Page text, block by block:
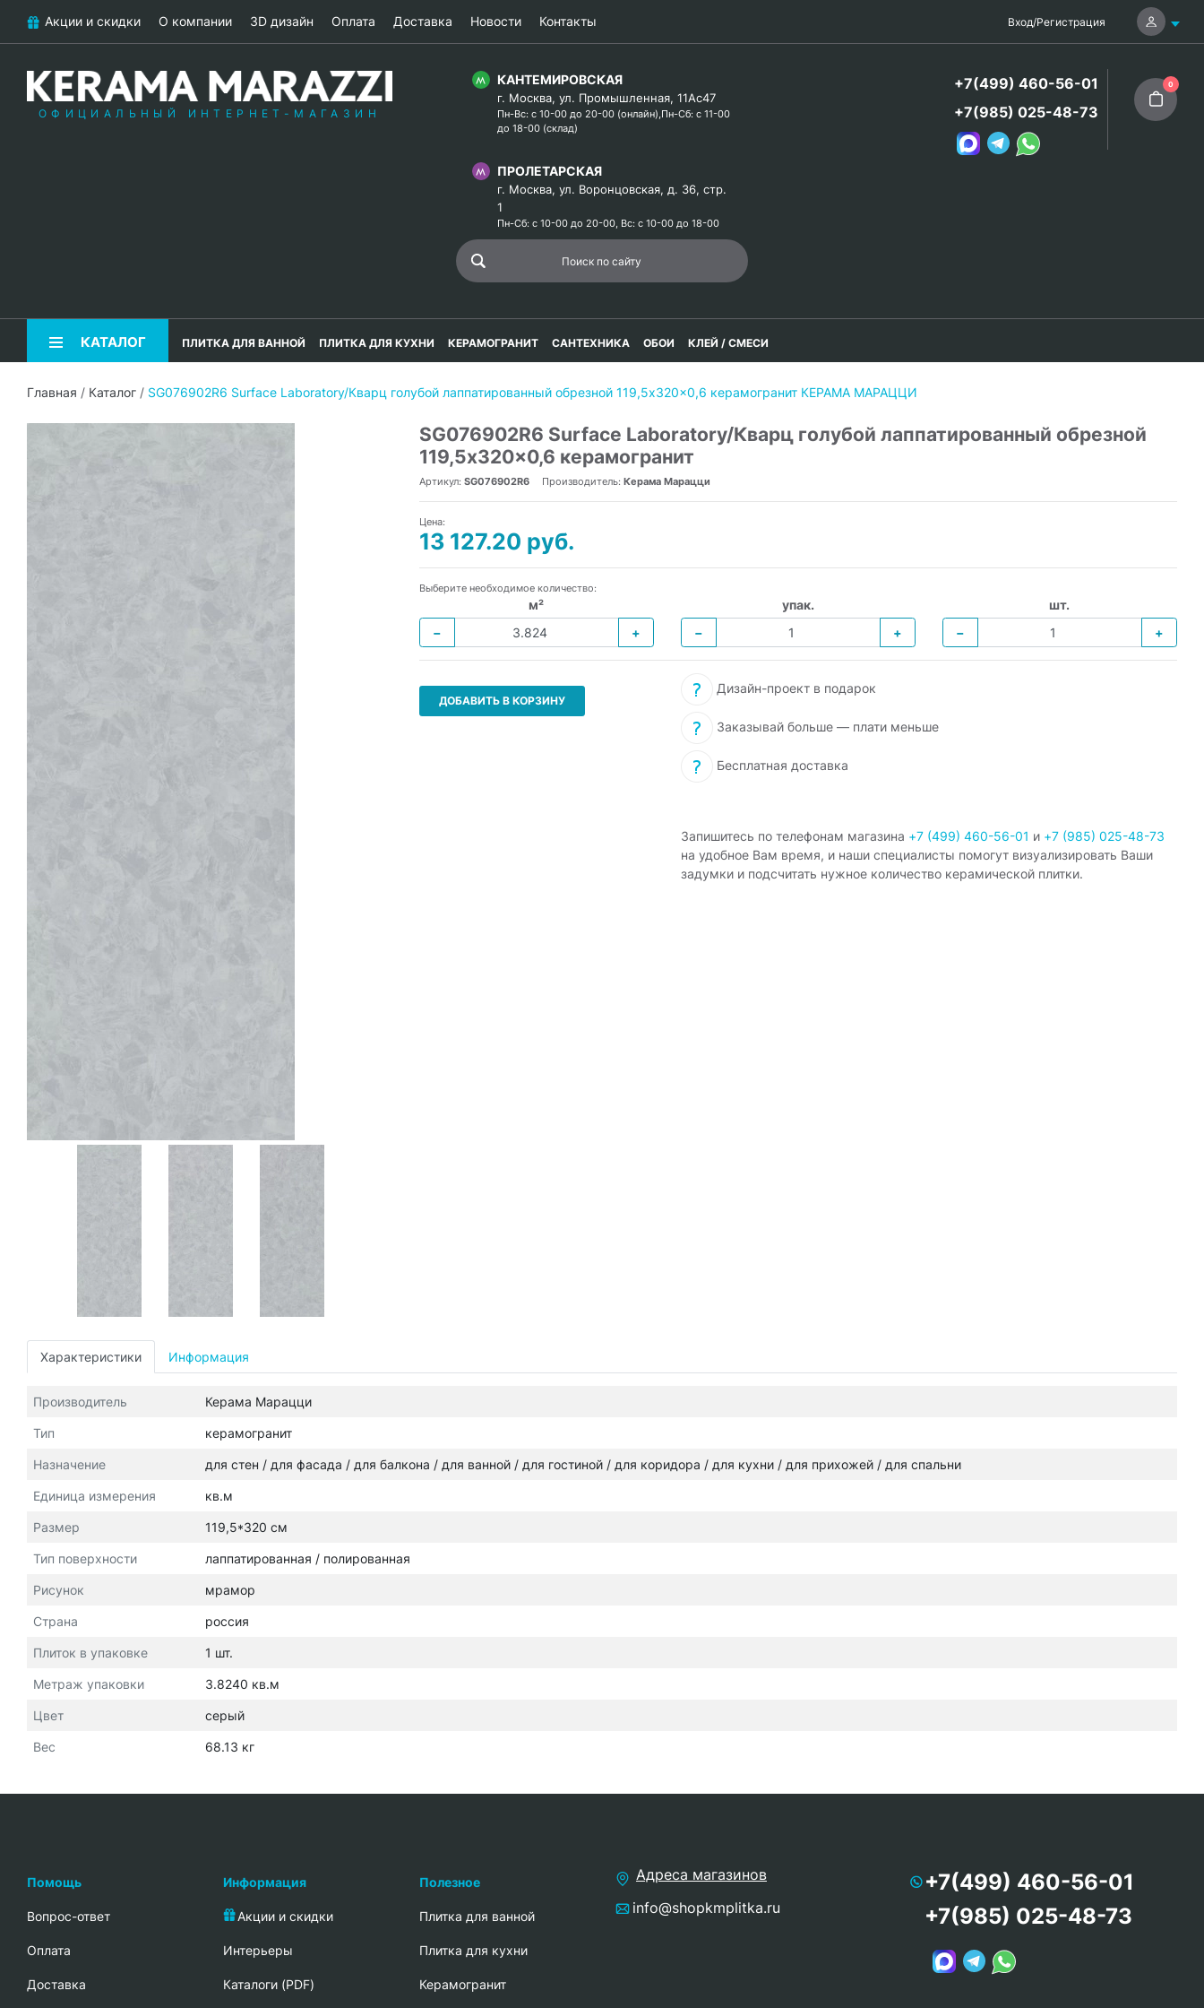
Акции и скидки О компании 3D дизайн Оплата Доставка Новости Контакты Вход/Регистрация
ОФИЦИАЛЬНЫЙ ИНТЕРНЕТ-МАГАЗИН
КАНТЕМИРОВСКАЯ
г. Москва, ул. Промышленная, 11Ас47
Пн-Вс: с 10-00 до 20-00 (онлайн),Пн-Сб: с 11-00
до 18-00 (склад)
ПРОЛЕТАРСКАЯ
г. Москва, ул. Воронцовская, д. 36, стр.
1
Пн-Сб: с 10-00 до 20-00, Вс: с 10-00 до 18-00
+7(499) 460-56-01
+7(985) 025-48-73
0
КАТАЛОГ ПЛИТКА ДЛЯ ВАННОЙ ПЛИТКА ДЛЯ КУХНИ КЕРАМОГРАНИТ САНТЕХНИКА ОБОИ КЛЕЙ / СМЕСИ
Главная / Каталог / SG076902R6 Surface Laboratory/Кварц голубой лаппатированный обрезной 119,5x320x0,6 керамогранит КЕРАМА МАРАЦЦИ
SG076902R6 Surface Laboratory/Кварц голубой лаппатированный обрезной
119,5x320x0,6 керамогранит
Артикул: SG076902R6 Производитель: Керама Марацци
Цена:
13 127.20 руб.
Выберите необходимое количество:
м²
−
+
упак.
−
+
шт.
−
+
ДОБАВИТЬ В КОРЗИНУ
Дизайн-проект в подарок
Заказывай больше — плати меньше
Бесплатная доставка
Запишитесь по телефонам магазина +7 (499) 460-56-01 и +7 (985) 025-48-73
на удобное Вам время, и наши специалисты помогут визуализировать Ваши
задумки и подсчитать нужное количество керамической плитки.
Характеристики Информация
Производитель Керама Марацци
Тип керамогранит
Назначение для стен / для фасада / для балкона / для ванной / для гостиной / для коридора / для кухни / для прихожей / для спальни
Единица измерения кв.м
Размер 119,5*320 см
Тип поверхности лаппатированная / полированная
Рисунок мрамор
Страна россия
Плиток в упаковке 1 шт.
Метраж упаковки 3.8240 кв.м
Цвет серый
Вес 68.13 кг
Помощь
Вопрос-ответ
Oплата
Доставка
Информация
Акции и скидки
Интерьеры
Каталоги (PDF)
Полезное
Плитка для ванной
Плитка для кухни
Керамогранит
Адреса магазинов
info@shopkmplitka.ru
+7(499) 460-56-01
+7(985) 025-48-73